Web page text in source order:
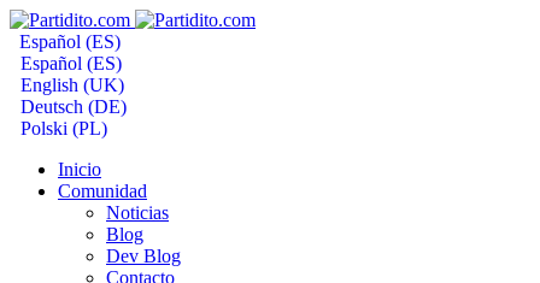
Español (ES)
Español (ES)
English (UK)
Deutsch (DE)
Polski (PL)
Inicio
Comunidad
Noticias
Blog
Dev Blog
Contacto